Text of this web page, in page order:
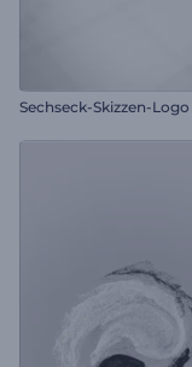
Sechseck-Skizzen-Logo